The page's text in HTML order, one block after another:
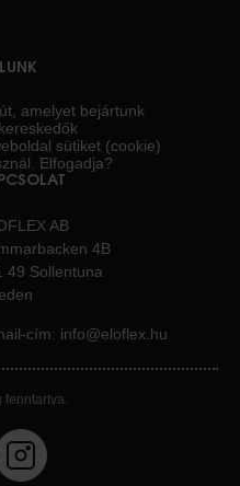
amelyet bejártunk
sütiket (cookie)
Elfogadja?
AB
4B
49 Sollentuna
cím: info@eloflex.hu